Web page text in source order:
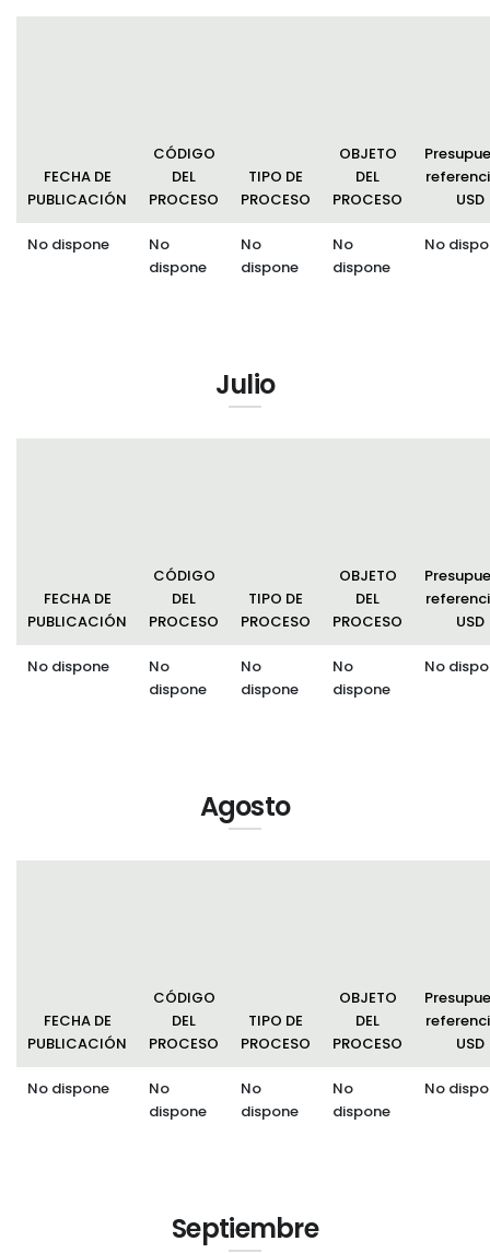
FECHA DE
PUBLICACIÓN
CÓDIGO
DEL
PROCESO
TIPO DE
PROCESO
OBJETO
DEL
PROCESO
USD
No dispone
No
dispone
No
dispone
No
dispone
No
Julio
FECHA DE
PUBLICACIÓN
CÓDIGO
DEL
PROCESO
TIPO DE
PROCESO
OBJETO
DEL
PROCESO
USD
No dispone
No
dispone
No
dispone
No
dispone
No
Agosto
FECHA DE
PUBLICACIÓN
CÓDIGO
DEL
PROCESO
TIPO DE
PROCESO
OBJETO
DEL
PROCESO
USD
No dispone
No
dispone
No
dispone
No
dispone
No
Septiembre